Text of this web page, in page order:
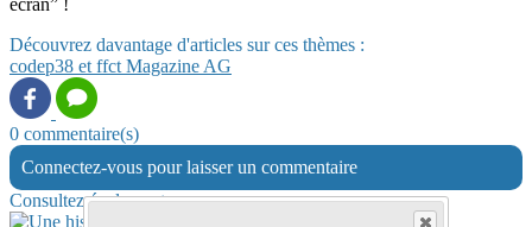
écran” !
Découvrez davantage d'articles sur ces thèmes :
codep38 et ffctMagazineAG
0 commentaire(s)
Connectez-vous pour laisser un commentaire
Consultez également